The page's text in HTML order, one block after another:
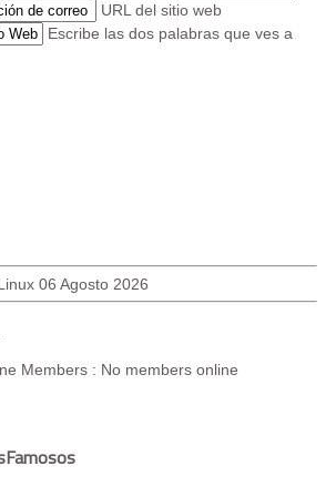
URL del sitio web
Escribe las dos palabras que ves a
06 Agosto 2026
Members : No members online